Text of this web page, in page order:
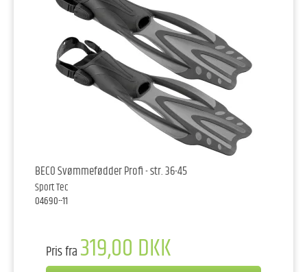
BECO Svømmefødder Profi - str. 36-45
Sport Tec
04690--11
Pris fra 319,00 DKK